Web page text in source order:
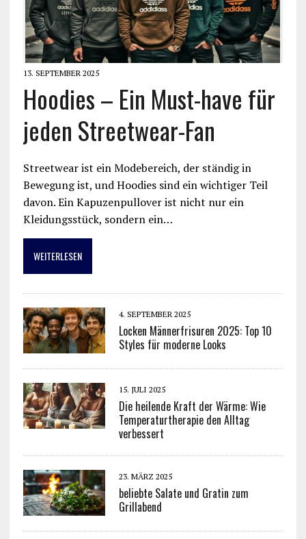
13. SEPTEMBER 2025
Hoodies – Ein Must-have für
jeden Streetwear-Fan
Streetwear ist ein Modebereich, der ständig in
Bewegung ist, und Hoodies sind ein wichtiger Teil
davon. Ein Kapuzenpullover ist nicht nur ein
Kleidungsstück, sondern ein…
WEITERLESEN
4. SEPTEMBER 2025
Locken Männerfrisuren 2025: Top 10
Styles für moderne Looks
15. JULI 2025
Die heilende Kraft der Wärme: Wie
Temperaturtherapie den Alltag
verbessert
23. MÄRZ 2025
beliebte Salate und Gratin zum
Grillabend